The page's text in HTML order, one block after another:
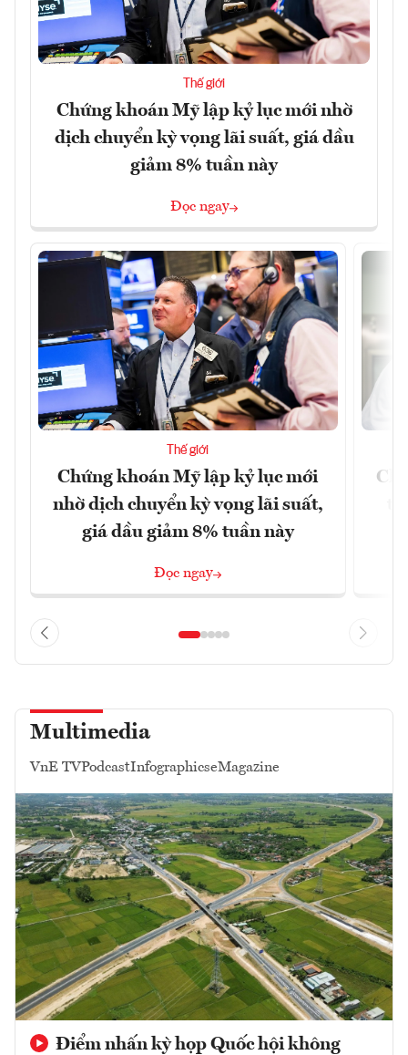
Thế giới
Chứng khoán Mỹ lập kỷ lục mới nhờ
dịch chuyển kỳ vọng lãi suất, giá dầu
giảm 8% tuần này
Đọc ngay
Thế giới
Chứng khoán Mỹ lập kỷ lục mới
nhờ dịch chuyển kỳ vọng lãi suất,
giá dầu giảm 8% tuần này
Đọc ngay
Multimedia
VnE TVPodcastInfographicseMagazine
Điểm nhấn kỳ họp Quốc hội không